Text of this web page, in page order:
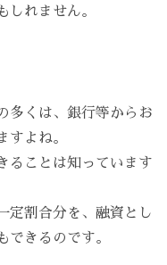
しれません。
多くは、銀行等からお
すよね。
ることは知っています
定割合分を、融資とし
できるのです。